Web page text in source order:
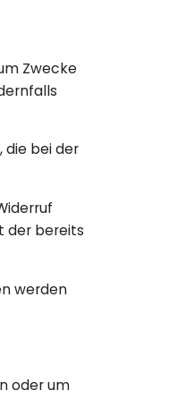
Zwecke
die bei der
der bereits
werden
oder um